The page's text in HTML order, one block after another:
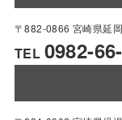
〒882-0866 宮崎県延
TEL 0982-